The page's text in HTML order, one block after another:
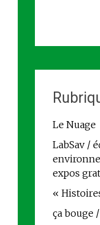
Le Nuage
LabSav /
expos
«
ça bouge